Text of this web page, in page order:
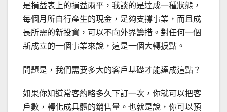
是損益表上的損益兩平，我談的是達成一種狀態，
每個月所自行產生的現金，足夠支撐事業，而且成
長所需的新投資，可以不向外界籌措。對任何一個
新成立的一個事業來說，這是一個大轉捩點。
問題是，我們需要多大的客戶基礎才能達成這點？
如果你知道常客約略多久下訂一次，你就可以把客
戶數，轉化成具體的銷售量。也就是說，你可以預